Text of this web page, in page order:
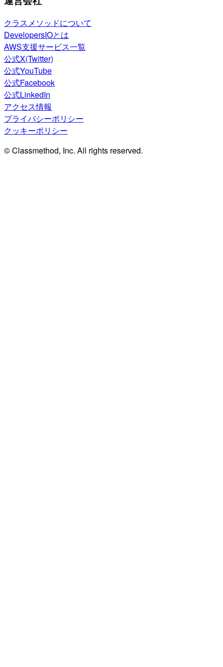
クラスメソッドについて
DevelopersIOとは
AWS支援サービス一覧
公式X(Twitter)
公式YouTube
公式Facebook
公式LinkedIn
アクセス情報
プライバシーポリシー
クッキーポリシー
© Classmethod, Inc. All rights reserved.